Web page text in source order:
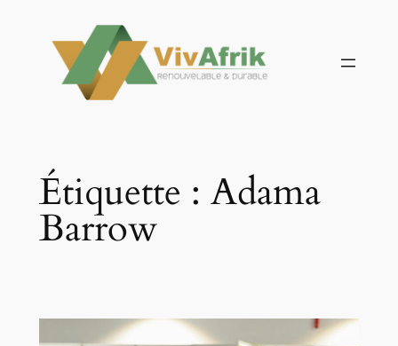
contenu
Étiquette : Adama
Barrow